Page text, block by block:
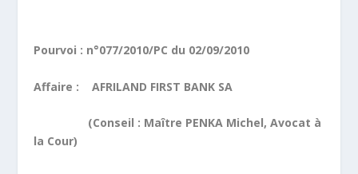
Pourvoi : n°077/2010/PC du 02/09/2010
Affaire : AFRILAND FIRST BANK SA
(Conseil : Maître PENKA Michel, Avocat à
la Cour)